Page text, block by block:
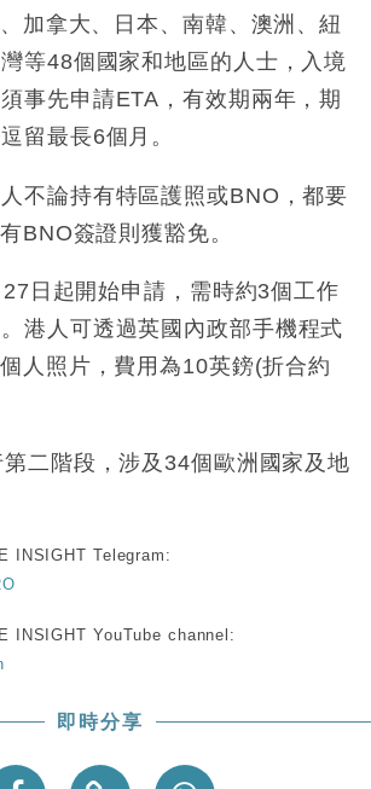
普赴洛杉磯高球場活動前 男子攜槍彈被捕
傳再籌逾360億美元 支援Anthropic租用
務部擬擴大金屬關稅範圍 14類產品或加徵
群
6月零售額連升14個月 珠寶鐘錶銷售升勢
重啟最多10億美元回購 派息比率目標維持
加拿大、日本、南韓、澳洲、紐
等48個國家和地區的人士，入境
事先申請ETA，有效期兩年，期
留最長6個月。
不論持有特區護照或BNO，都要
BNO簽證則獲豁免。
日起開始申請，需時約3個工作
港人可透過英國內政部手機程式
人照片，費用為10英鎊(折合約
二階段，涉及34個歐洲國家及地
INSIGHT Telegram:
INSIGHT YouTube channel:
即時分享